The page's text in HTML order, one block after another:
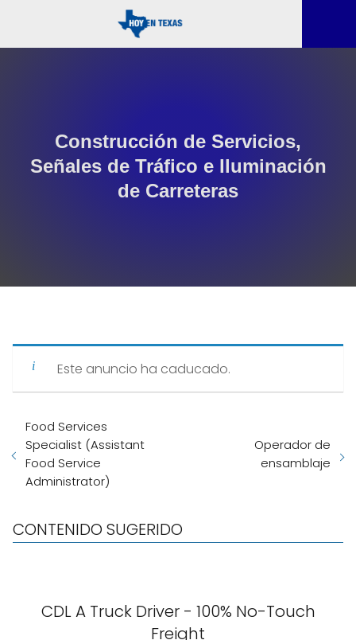
Construcción de Servicios,
Señales de Tráfico e Iluminación
de Carreteras
Este anuncio ha caducado.
Food Services
Specialist (Assistant
Food Service
Administrator)
Operador de
ensamblaje
CONTENIDO SUGERIDO
CDL A Truck Driver - 100% No-Touch
Freight